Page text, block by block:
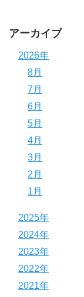
アーカイブ
2026年
8月
7月
6月
5月
4月
3月
2月
1月
2025年
2024年
2023年
2022年
2021年